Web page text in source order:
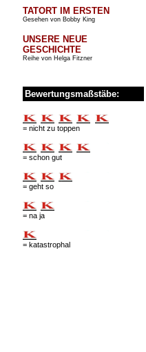
TATORT IM ERSTEN
Gesehen von Bobby King
UNSERE NEUE
GESCHICHTE
Reihe von Helga Fitzner
Bewertungsmaßstäbe:
= nicht zu toppen
= schon gut
= geht so
= na ja
= katastrophal